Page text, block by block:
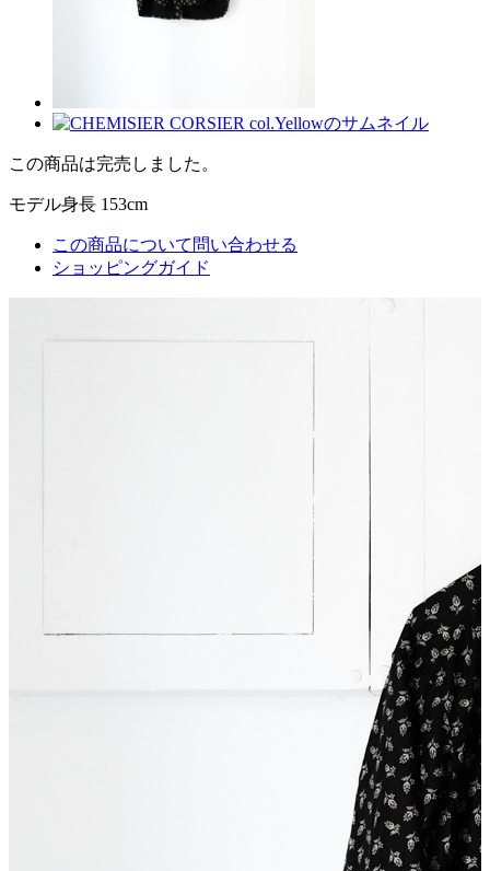
この商品は完売しました。
モデル身長 153cm
この商品について問い合わせる
ショッピングガイド